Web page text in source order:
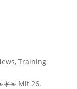
, Training
Mit 26.